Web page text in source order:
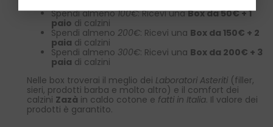
Spendi almeno100€: Ricevi unaBox da 50€ + 1
paio di calzini
Spendi almeno 200€: Ricevi una Box da 150€ + 2
paia di calzini
Spendi almeno 300€: Ricevi una Box da 200€ + 3
paia di calzini
Nelle box troverai il meglio dei Laboratori Asteriti (filler,
sieri, prodotti barba e molto altro) e il comfort dei
calzini Zazà in caldo cotone e fatti in Italia. Il valore dei
prodotti è garantito.